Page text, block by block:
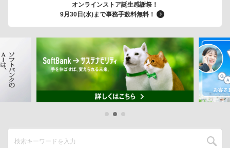
オンラインストア誕生感謝祭！
9月30日(水)まで事務手数料無料！